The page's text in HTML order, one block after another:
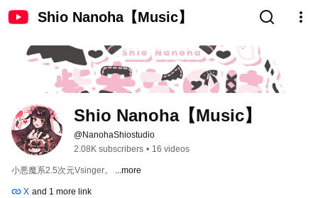
Shio Nanoha【Music】
Shio Nanoha【Music】
@NanohaShiostudio
2.08K subscribers • 16 videos
小悪魔系2.5次元Vsinger。 ...more
X and 1 more link